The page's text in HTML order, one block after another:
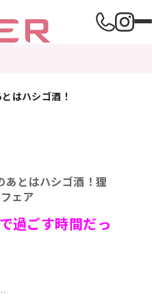
はハシゴ酒！
とはハシゴ酒！狸
ェア
過ごす時間だっ